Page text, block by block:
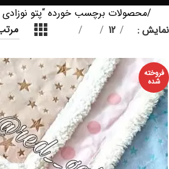
محصولات برچسب خورده “پتو نوزادی
نمایش
12
فروخته
شده